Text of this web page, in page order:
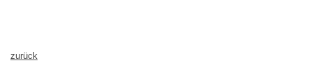
zurück